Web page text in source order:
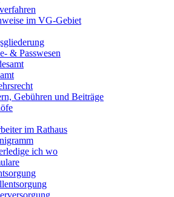
im VG-Gebiet
& Passwesen
Gebühren und Beiträge
im Rathaus
ich wo